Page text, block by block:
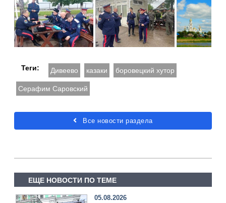
Теги: Дивеево казаки боровецкий хутор
Серафим Саровский
Все новости раздела
ЕЩЕ НОВОСТИ ПО ТЕМЕ
05.08.2026